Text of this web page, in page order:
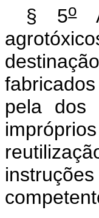
§ 5o
pela dos